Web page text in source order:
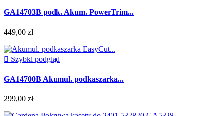
GA14703B podk. Akum. PowerTrim...
449,00 zł
 Szybki podgląd
GA14700B Akumul. podkaszarka...
299,00 zł